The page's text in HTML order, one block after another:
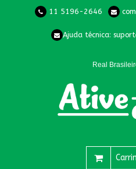
11 5196-2646
Ajuda técnica:
Real